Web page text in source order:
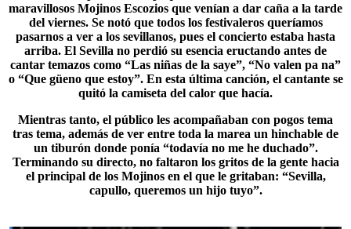
maravillosos Mojinos Escozios que venían a dar caña a la tarde
del viernes. Se notó que todos los festivaleros queríamos
pasarnos a ver a los sevillanos, pues el concierto estaba hasta
arriba. El Sevilla no perdió su esencia eructando antes de
cantar temazos como “Las niñas de la saye”, “No valen pa na”
o “Que güeno que estoy”. En esta última canción, el cantante se
quitó la camiseta del calor que hacía.
Mientras tanto, el público les acompañaban con pogos tema
tras tema, además de ver entre toda la marea un hinchable de
un tiburón donde ponía “todavía no me he duchado”.
Terminando su directo, no faltaron los gritos de la gente hacia
el principal de los Mojinos en el que le gritaban: “Sevilla,
capullo, queremos un hijo tuyo”.